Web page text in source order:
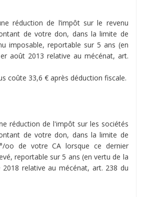
réduction de l’impôt sur le revenu
de votre don, dans la limite de
imposable, reportable sur 5 ans (en
août 2013 relative au mécénat, art.
coûte 33,6 € après déduction fiscale.
réduction de l'impôt sur les sociétés
de votre don, dans la limite de
oo de votre CA lorsque ce dernier
reportable sur 5 ans (en vertu de la
relative au mécénat, art. 238 du